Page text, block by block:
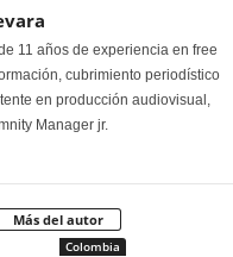
11 años de experiencia en free
cubrimiento periodístico
en producción audiovisual,
Manager jr.
Más del autor
Colombia